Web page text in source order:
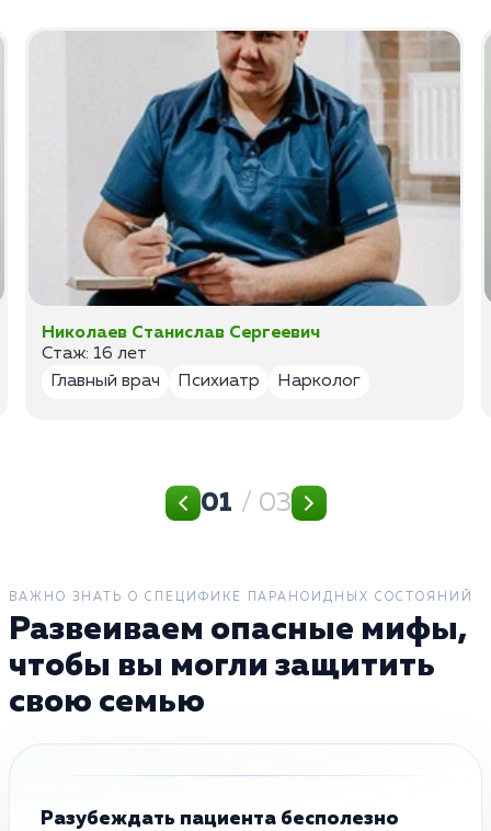
Николаев Станислав Сергеевич
Стаж: 16 лет
Главный врач
Психиатр Нарколог
01 / 03
ВАЖНО ЗНАТЬ О СПЕЦИФИКЕ ПАРАНОИДНЫХ СОСТОЯНИЙ
Развеиваем опасные мифы,
чтобы вы могли защитить
свою семью
Разубеждать пациента бесполезно